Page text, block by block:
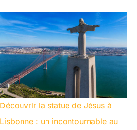
Découvrir la statue de Jésus à
Lisbonne : un incontournable au